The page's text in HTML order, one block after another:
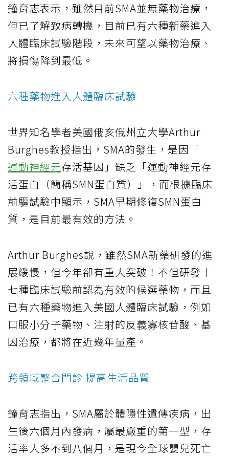
鐘育志表示，雖然目前SMA並無藥物治療，
但已了解致病轉機，目前已有六種新藥進入
人體臨床試驗階段，未來可望以藥物治療、
將損傷降到最低。
六種藥物進入人體臨床試驗
世界知名學者美國俄亥俄州立大學Arthur
Burghes教授指出，SMA的發生，是因「
運動神經元存活基因」缺乏「運動神經元存
活蛋白（簡稱SMN蛋白質）」，而根據臨床
前驅試驗中顯示，SMA早期修復SMN蛋白
質，是目前最有效的方法。
Arthur Burghes說，雖然SMA新藥研發的進
展緩慢，但今年卻有重大突破！不但研發十
七種臨床試驗前認為有效的候選藥物，而且
已有六種藥物進入美國人體臨床試驗，例如
口服小分子藥物、注射的反義寡核苷酸、基
因治療，都將在近幾年量產。
跨領域整合門診 提高生活品質
鐘育志指出，SMA屬於體隱性遺傳疾病，出
生後六個月內發病，屬最嚴重的第一型，存
活率大多不到八個月，是現今全球嬰兒死亡